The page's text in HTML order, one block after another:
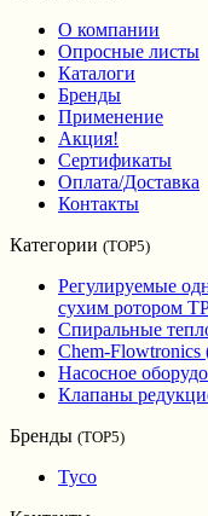
О компании
Опросные листы
Каталоги
Бренды
Применение
Акция!
Сертификаты
Оплата/Доставка
Контакты
Категории (TOP5)
Регулируемые
сухим ротором
Спиральные
Chem-
Насосное
Клапаны
Бренды (TOP5)
Tyco